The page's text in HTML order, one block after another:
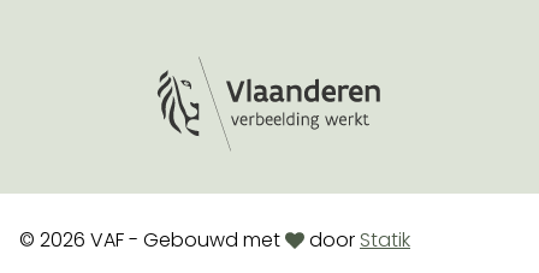
© 2026 VAF - Gebouwd metlovedoor Statik